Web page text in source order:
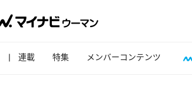
連載 特集 メンバーコンテンツ